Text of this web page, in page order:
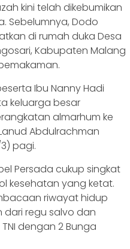
kini telah dikebumikan
Sebelumnya, Dodo
di rumah duka Desa
Kabupaten Malang
Ibu Nanny Hadi
keluarga besar
almarhum ke
Abdulrachman
pagi.
Persada cukup singkat
kesehatan yang ketat.
riwayat hidup
dari regu salvo dan
dengan 2 Bunga